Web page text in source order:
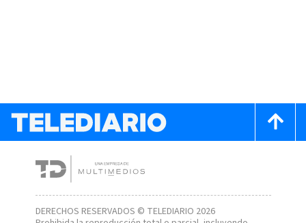
DERECHOS RESERVADOS © TELEDIARIO 2026